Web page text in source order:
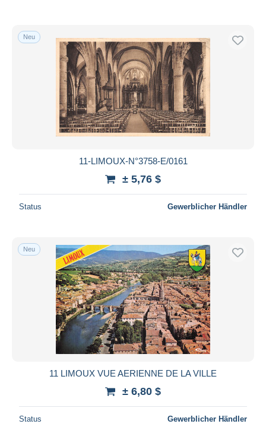
Neu
11-LIMOUX-N°3758-E/0161
± 5,76 $
Status Gewerblicher Händler
Neu
11 LIMOUX VUE AERIENNE DE LA VILLE
± 6,80 $
Status Gewerblicher Händler